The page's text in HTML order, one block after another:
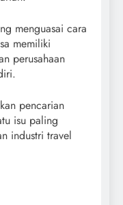
menguasai cara
memiliki
perusahaan
pencarian
isu paling
industri travel